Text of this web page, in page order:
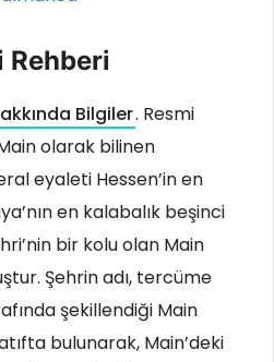
Rehberi
Bilgiler. Resmi
olarak bilinen
eyaleti Hessen’in en
en kalabalık beşinci
bir kolu olan Main
Şehrin adı, tercüme
şekillendiği Main
bulunarak, Main’deki